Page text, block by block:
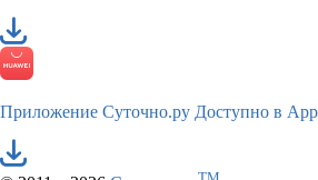
Приложение Суточно.ру Доступно в